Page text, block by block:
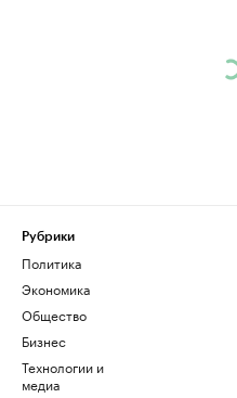
Рубрики
Политика
Экономика
Общество
Бизнес
Технологии и
медиа